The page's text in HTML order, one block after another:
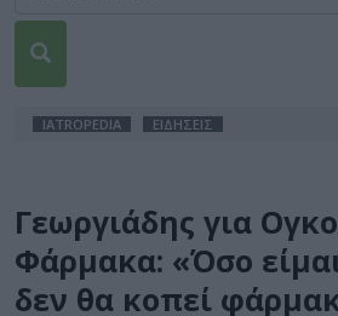
IATROPEDIA ΕΙΔΗΣΕΙΣ
Γεωργιάδης για
Φάρμακα: «Όσο
δεν θα κοπεί